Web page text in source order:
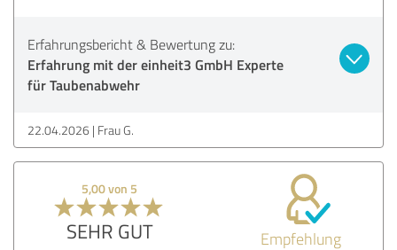
Erfahrungsbericht & Bewertung zu:
Erfahrung mit der einheit3 GmbH Experte
für Taubenabwehr
22.04.2026 Frau G.
5,00 von 5
SEHR GUT Empfehlung